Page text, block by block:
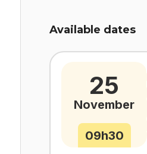
Available dates
25
November
09h30